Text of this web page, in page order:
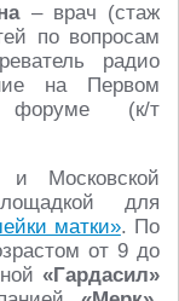
– врач (стаж
по вопросам
радио
на Первом
форуме (к/т
Московской
для
матки». По
от 9 до
«Гардасил»